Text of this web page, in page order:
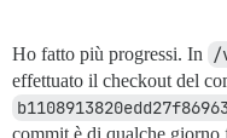
Ho fatto più progressi. In /
effettuato il checkout del
commit è di qualche giorno